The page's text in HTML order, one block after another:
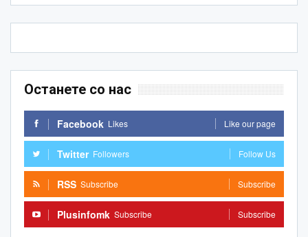
Останете со нас
Facebook Likes Like our page
Twitter Followers Follow Us
RSS Subscribe Subscribe
Plusinfomk Subscribe Subscribe